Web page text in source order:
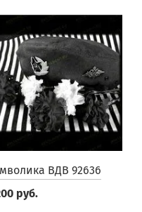
ВДВ 92636
руб.